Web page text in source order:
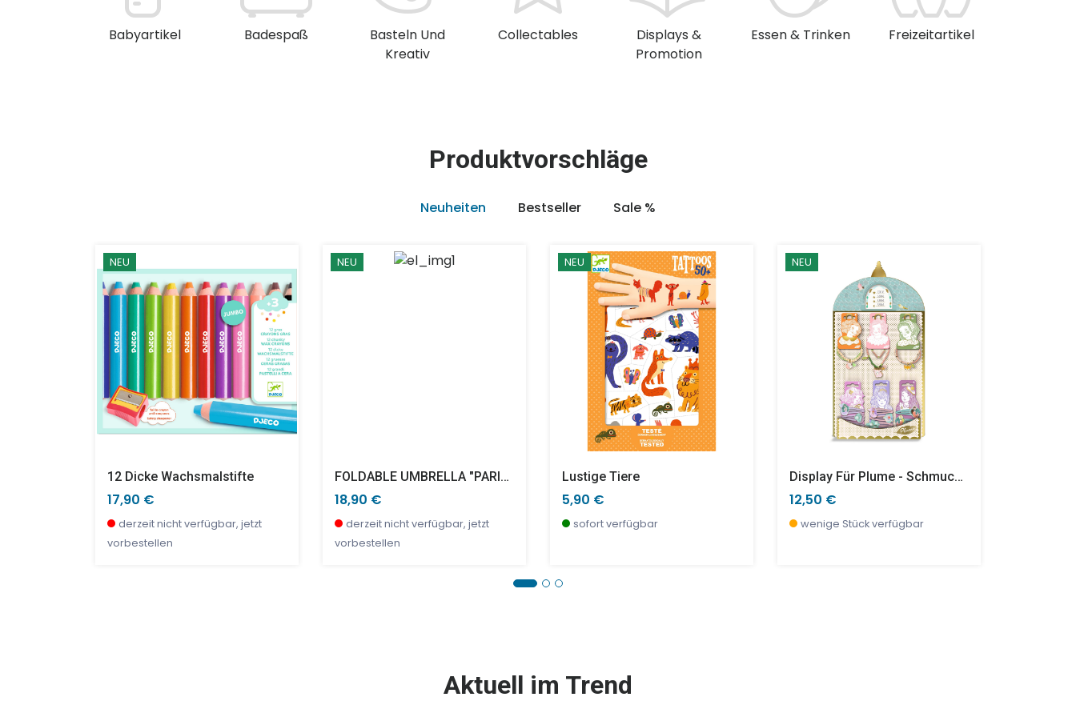
Babyartikel Badespaß
Basteln Und
Kreativ
Collectables
Displays &
Promotion
Essen & Trinken Freizeitartikel
Produktvorschläge
Neuheiten Bestseller Sale %
NEU
12 Dicke Wachsmalstifte
17,90 €
derzeit nicht verfügbar, jetzt
vorbestellen
NEU
FOLDABLE UMBRELLA "PARIS BY BIKE"
18,90 €
derzeit nicht verfügbar, jetzt
vorbestellen
NEU
Lustige Tiere
5,90 €
sofort verfügbar
NEU
Display Für Plume - Schmuck- Und Haaraccessoires - Klein
12,50 €
wenige Stück verfügbar
Aktuell im Trend